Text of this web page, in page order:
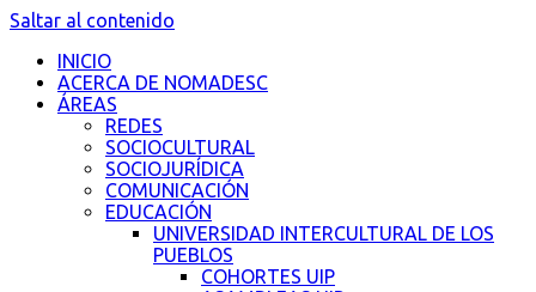
Saltar al contenido
INICIO
ACERCA DE NOMADESC
ÁREAS
REDES
SOCIOCULTURAL
SOCIOJURÍDICA
COMUNICACIÓN
EDUCACIÓN
UNIVERSIDAD INTERCULTURAL DE LOS
PUEBLOS
COHORTES UIP